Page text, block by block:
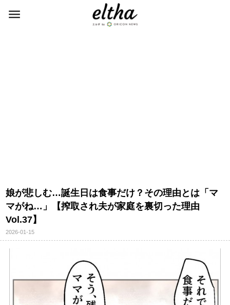
娘が悲しむ…誕生日は食事だけ？その理由とは「マ
マがね…」【搾取され夫が家庭を裏切った理由
Vol.37】
2026-01-15